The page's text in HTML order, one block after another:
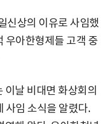
신상의 이유로 사임했
우아한형제들 고객 중
날 비대면 화상회의
임 소식을 알렸다.